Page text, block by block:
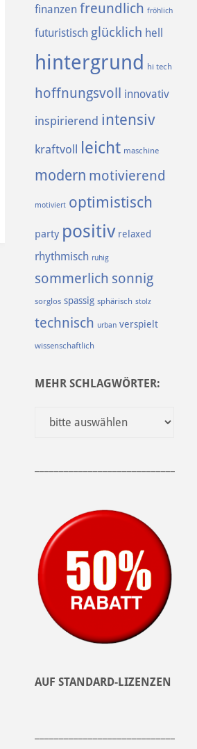
finanzen freundlich fröhlich
futuristisch glücklich hell
hintergrund hi tech
hoffnungsvoll innovativ
inspirierend intensiv
kraftvoll leicht maschine
modern motivierend
motiviert optimistisch
party positiv relaxed
rhythmisch ruhig
sommerlich sonnig
sorglos spassig sphärisch stolz
technisch urban verspielt
wissenschaftlich
MEHR SCHLAGWÖRTER:
AUF STANDARD-LIZENZEN